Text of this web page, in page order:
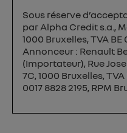
Sous réserve
par Alpha Credit s.a.,
1000 Bruxelles, TVA BE
Annonceur : Renault
(Importateur), Rue
7C, 1000 Bruxelles,
0017 8828 2195, RPM